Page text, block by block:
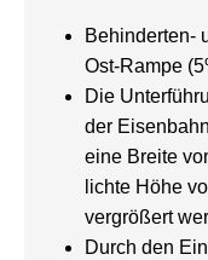
Behinderten-
Ost-Rampe
Die
der
eine Breite
lichte Höhe
vergrößert
Durch den